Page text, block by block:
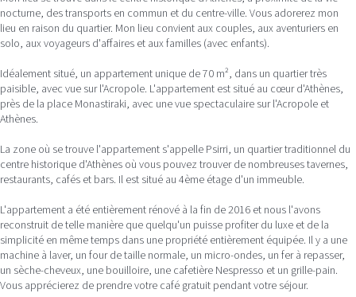
nocturne, des transports en commun et du centre-ville. Vous adorerez mon
lieu en raison du quartier. Mon lieu convient aux couples, aux aventuriers en
solo, aux voyageurs d'affaires et aux familles (avec enfants).
Idéalement situé, un appartement unique de 70 m², dans un quartier très
paisible, avec vue sur l'Acropole. L'appartement est situé au cœur d'Athènes,
près de la place Monastiraki, avec une vue spectaculaire sur l'Acropole et
Athènes.
La zone où se trouve l'appartement s'appelle Psirri, un quartier traditionnel du
centre historique d'Athènes où vous pouvez trouver de nombreuses tavernes,
restaurants, cafés et bars. Il est situé au 4ème étage d'un immeuble.
L'appartement a été entièrement rénové à la fin de 2016 et nous l'avons
reconstruit de telle manière que quelqu'un puisse profiter du luxe et de la
simplicité en même temps dans une propriété entièrement équipée. Il y a une
machine à laver, un four de taille normale, un micro-ondes, un fer à repasser,
un sèche-cheveux, une bouilloire, une cafetière Nespresso et un grille-pain.
Vous apprécierez de prendre votre café gratuit pendant votre séjour.